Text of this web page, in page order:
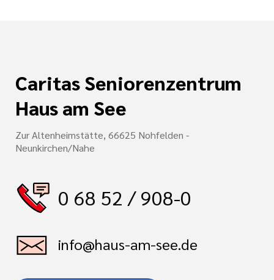
Caritas Seniorenzentrum
Haus am See
Zur Altenheimstätte, 66625 Nohfelden -
Neunkirchen/Nahe
0 68 52 / 908-0
info@haus-am-see.de